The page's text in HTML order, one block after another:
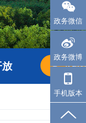
放 长者
政务微信
政务微博
手机版本